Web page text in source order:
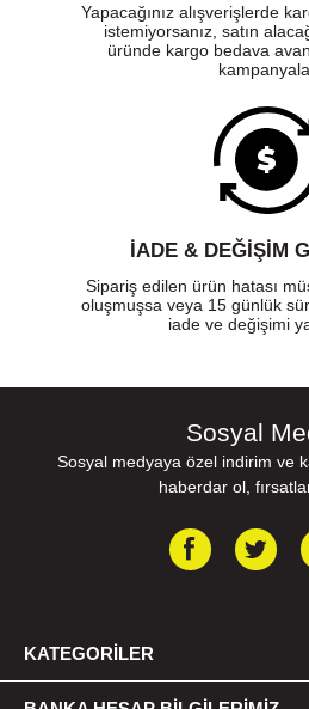
Yapacağınız alışverişlerde
istemiyorsanız, satın
üründe kargo bedava
İADE & DEĞİŞİM
Sipariş edilen ürün hatası
oluşmuşsa veya 15 günlük
iade ve değişimi
Sosyal
Sosyal medyaya özel indirim ve
haberdar ol,
KATEGORILER